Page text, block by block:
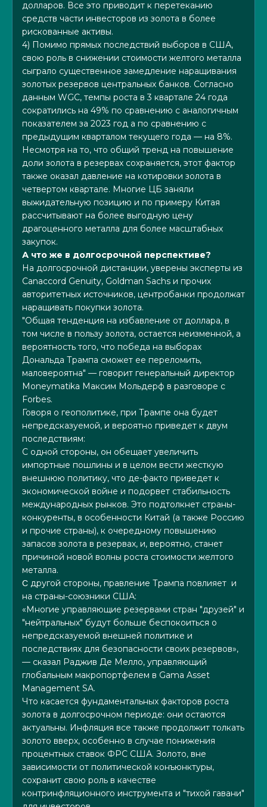
долларов. Все это приводит к перетеканию
средств части инвесторов из золота в более
рискованные активы.
4) Помимо прямых последствий выборов в США,
свою роль в снижении стоимости желтого металла
сыграло существенное замедление наращивания
золотых резервов центральных банков. Согласно
данным WGC, темпы роста в 3 квартале 24 года
сократились на 49% по сравнению с аналогичным
показателем за 2023 год а по сравнению с
предыдущим кварталом текущего года — на 8%.
Несмотря на то, что общий тренд на повышение
доли золота в резервах сохраняется, этот фактор
также оказал давление на котировки золота в
четвертом квартале. Многие ЦБ заняли
выжидательную позицию и по примеру Китая
рассчитывают на более выгодную цену
драгоценного металла для более масштабных
закупок.
А что же в долгосрочной перспективе?
На долгосрочной дистанции, уверены эксперты из
Canaccord Genuity, Goldman Sachs и прочих
авторитетных источников, центробанки продолжат
наращивать покупки золота.
"Общая тенденция на избавление от доллара, в
том числе в пользу золота, остается неизменной, а
вероятность того, что победа на выборах
Дональда Трампа сможет ее переломить,
маловероятна" — говорит генеральный директор
Moneymatika Максим Мольдерф в разговоре с
Forbes.
Говоря о геополитике, при Трампе она будет
непредсказуемой, и вероятно приведет к двум
последствиям:
С одной стороны, он обещает увеличить
импортные пошлины и в целом вести жесткую
внешнюю политику, что де-факто приведет к
экономической войне и подорвет стабильность
международных рынков. Это подтолкнет страны-
конкуренты, в особенности Китай (а также Россию
и прочие страны), к очередному повышению
запасов золота в резервах, и, вероятно, станет
причиной новой волны роста стоимости желтого
металла.
С другой стороны, правление Трампа повлияет и
на страны-союзники США:
«Многие управляющие резервами стран "друзей" и
"нейтральных" будут больше беспокоиться о
непредсказуемой внешней политике и
последствиях для безопасности своих резервов»,
— сказал Раджив Де Мелло, управляющий
глобальным макропортфелем в Gama Asset
Management SA.
Что касается фундаментальных факторов роста
золота в долгосрочном периоде: они остаются
актуальны. Инфляция все также продолжит толкать
золото вверх, особенно в случае понижения
процентных ставок ФРС США. Золото, вне
зависимости от политической конъюнктуры,
сохранит свою роль в качестве
контринфляционного инструмента и "тихой гавани"